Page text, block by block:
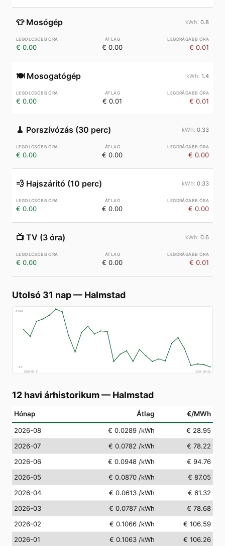
👕 Mosógép 0.8
€ 0.00 € 0.00 € 0.01
🍽️ Mosogatógép 1.4
€ 0.00 € 0.01 € 0.01
🧹 Porszívózás (30 perc) 0.33
€ 0.00 € 0.00 € 0.00
💨 Hajszárító (10 perc) 0.33
€ 0.00 € 0.00 € 0.00
📺 TV (3 óra) 0.6
€ 0.00 € 0.00 € 0.01
Utolsó 31 nap— Halmstad
€148
€4
2026-07-11
2026-08-09
12 havi árhistorikum— Halmstad
Hónap Átlag €/MWh
2026-08 € 0.0289 /kWh
€ 28.95
2026-07
€ 0.0782 /kWh
€ 78.22
2026-06
€ 0.0948 /kWh
€ 94.76
2026-05
€ 0.0870 /kWh
€ 87.05
2026-04
€ 0.0613 /kWh
€ 61.32
2026-03
€ 0.0787 /kWh
€ 78.68
2026-02
€ 0.1066 /kWh
€ 106.59
2026-01
€ 0.1063 /kWh
€ 106.26